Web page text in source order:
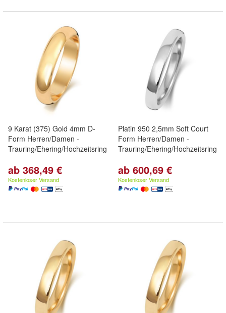
9 Karat (375) Gold 4mm D-
Form Herren/Damen -
Trauring/Ehering/Hochzeitsring
ab 368,49 €
Kostenloser Versand
Platin 950 2,5mm Soft Court
Form Herren/Damen -
Trauring/Ehering/Hochzeitsring
ab 600,69 €
Kostenloser Versand